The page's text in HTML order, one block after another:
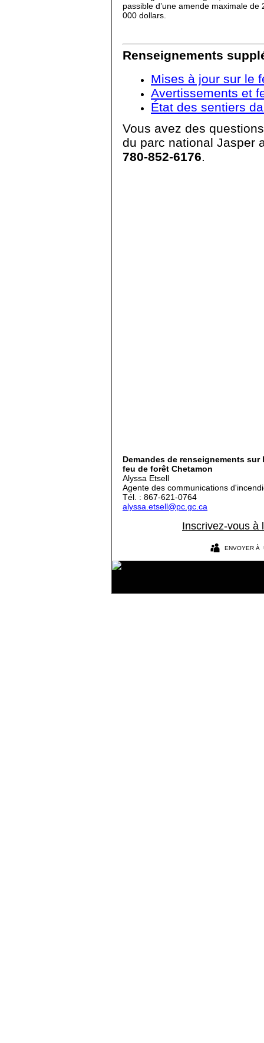
passible d’une amende maximale de
000 dollars.
Renseignements
Mises à jour sur le
Avertissements et
État des sentiers
Vous avez des
du parc national Jasper
780-852-6176.
Demandes de renseignements sur
feu de forêt Chetamon
Alyssa Etsell
Agente des communications
Tél. : 867-621-0764
alyssa.etsell@pc.gc.ca
Inscrivez-vous à
ENVOYER À